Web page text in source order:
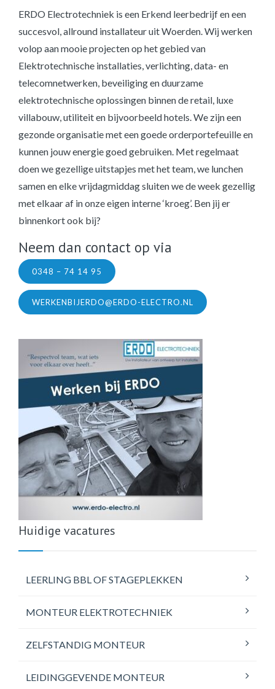
ERDO Electrotechniek is een Erkend leerbedrijf en een
succesvol, allround installateur uit Woerden. Wij werken
volop aan mooie projecten op het gebied van
Elektrotechnische installaties, verlichting, data- en
telecomnetwerken, beveiliging en duurzame
elektrotechnische oplossingen binnen de retail, luxe
villabouw, utiliteit en bijvoorbeeld hotels. We zijn een
gezonde organisatie met een goede orderportefeuille en
kunnen jouw energie goed gebruiken. Met regelmaat
doen we gezellige uitstapjes met het team, we lunchen
samen en elke vrijdagmiddag sluiten we de week gezellig
met elkaar af in onze eigen interne ‘kroeg’. Ben jij er
binnenkort ook bij?
Neem dan contact op via
0348 – 74 14 95
WERKENBIJERDO@ERDO-ELECTRO.NL
Huidige vacatures
LEERLING BBL OF STAGEPLEKKEN
MONTEUR ELEKTROTECHNIEK
ZELFSTANDIG MONTEUR
LEIDINGGEVENDE MONTEUR